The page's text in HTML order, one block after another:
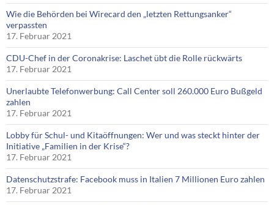
Wie die Behörden bei Wirecard den „letzten Rettungsanker“
verpassten
17. Februar 2021
CDU-Chef in der Coronakrise: Laschet übt die Rolle rückwärts
17. Februar 2021
Unerlaubte Telefonwerbung: Call Center soll 260.000 Euro Bußgeld
zahlen
17. Februar 2021
Lobby für Schul- und Kitaöffnungen: Wer und was steckt hinter der
Initiative „Familien in der Krise“?
17. Februar 2021
Datenschutzstrafe: Facebook muss in Italien 7 Millionen Euro zahlen
17. Februar 2021